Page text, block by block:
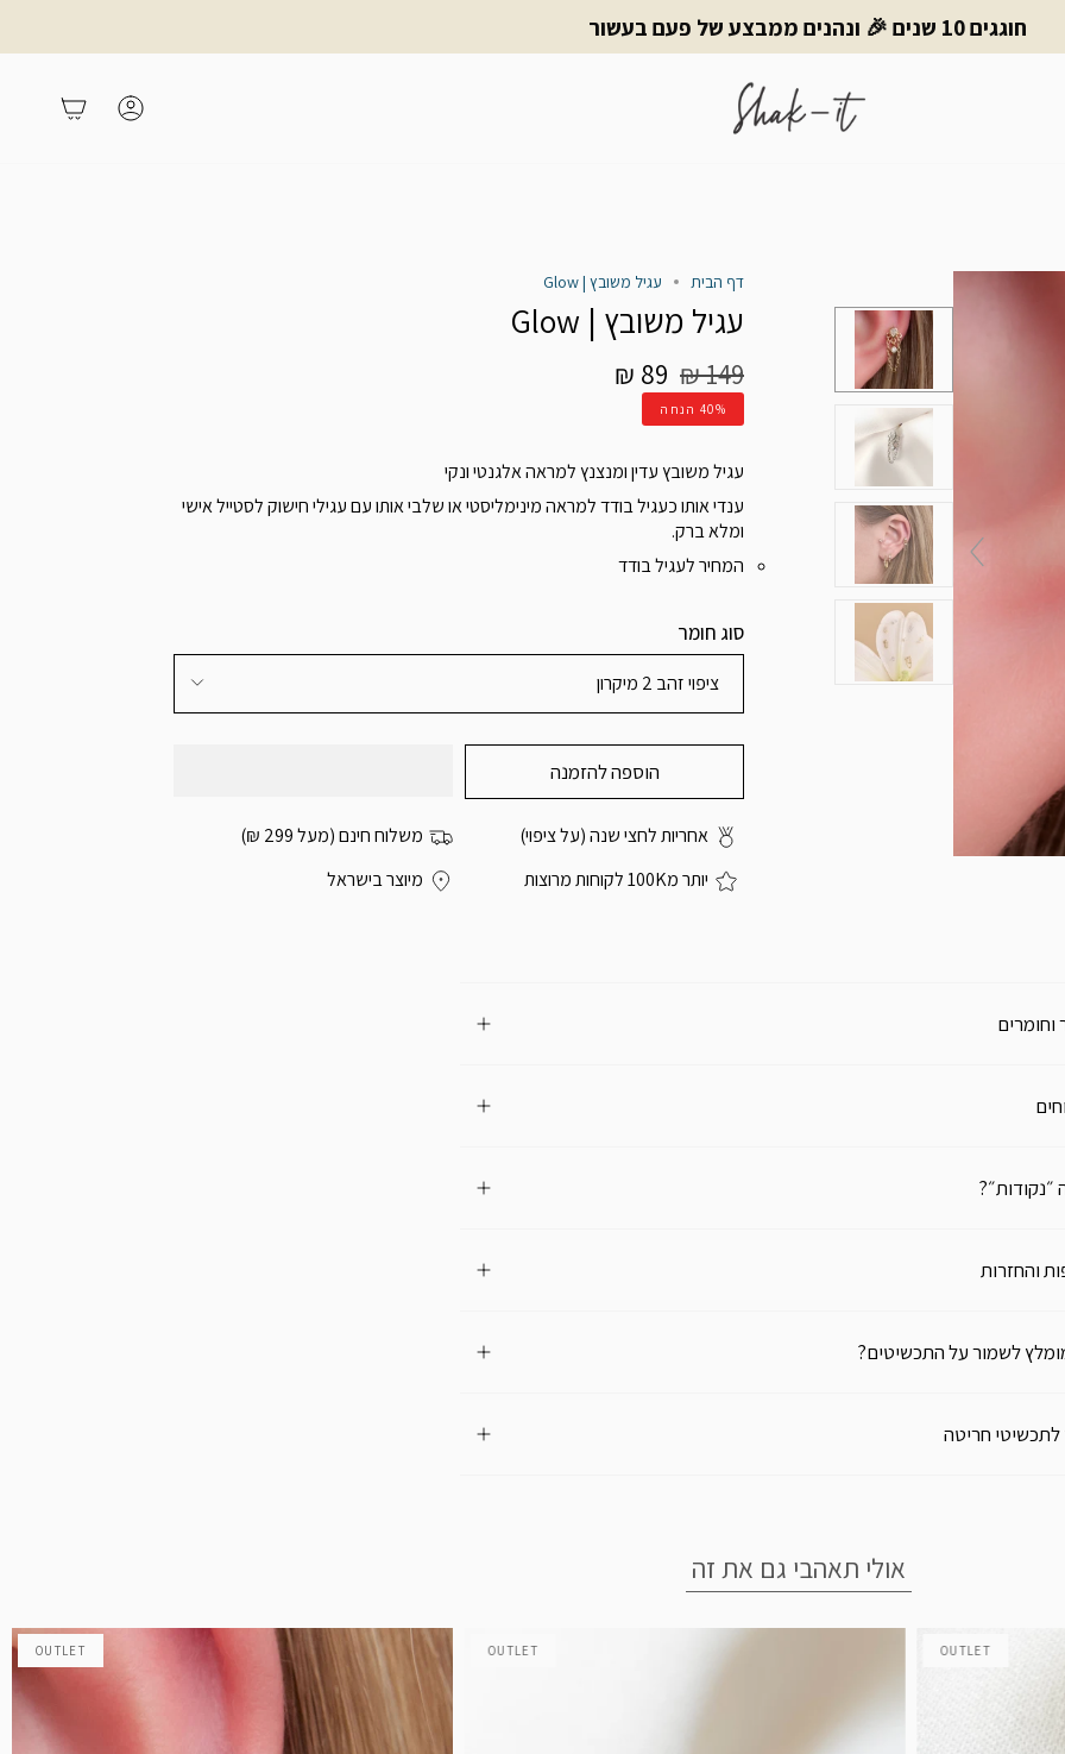
חוגגים 10 שנים 🎉 ונהנים ממבצע של פעם בעשור
משתמש
דף הבית עגיל משובץ | Glow
עגיל משובץ | Glow
89 ₪
מחיר
רגיל
149 ₪
40%הנחה
עגיל משובץ עדין ומנצנץ למראה אלגנטי ונקי
ענדי אותו כעגיל בודד למראה מינימליסטי או שלבי אותו עם עגילי חישוק לסטייל אישי
ומלא ברק.
המחיר לעגיל בודד
סוג חומר
ציפוי זהב 2 מיקרון
הוספה להזמנה
אחריות לחצי שנה (על ציפוי)
משלוח חינם (מעל 299 ₪)
יותר מ100K לקוחות מרוצות
מיוצר בישראל
וחומרים
״נקודות״?
והחזרות
לשמור על התכשיטים?
לתכשיטי חריטה
אולי תאהבי גם את זה
OUTLET OUTLET OUTLET